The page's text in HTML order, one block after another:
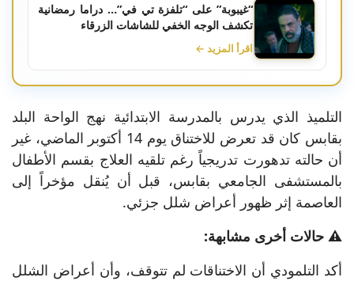
“غيبوبة” على “تلفزة تي في”… دراما رمضانية
تكشف الوجه الخفي للشاشات الزرقاء
اقرأ المزيد ←
التلميذ الذي يدرس بالمدرسة الابتدائية نهج الواحة البلد
بقابس كان قد تعرض للاختناق يوم 14 أكتوبر الماضي، غير
أن حالته تدهورت تدريجياً رغم تلقيه العلاج بقسم الأطفال
بالمستشفى الجامعي بقابس، قبل أن يُنقل مؤخراً إلى
العاصمة إثر ظهور أعراض شلل جزئي.
⚠️ حالات أخرى مشابهة:
أكد التلمودي أن الاختناقات لم تتوقف، وأن أعراض الشلل